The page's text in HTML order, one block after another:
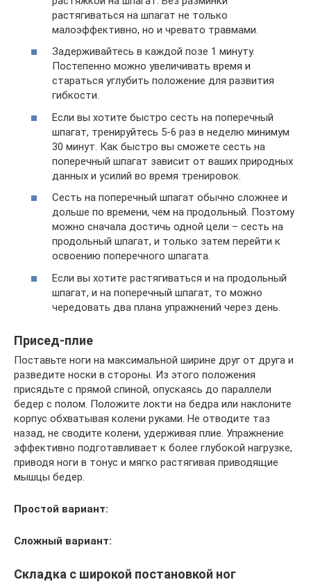
растягиваться на шпагат не только
малоэффективно, но и чревато травмами.
Задерживайтесь в каждой позе 1 минуту.
Постепенно можно увеличивать время и
стараться углубить положение для развития
гибкости.
Если вы хотите быстро сесть на поперечный
шпагат, тренируйтесь 5-6 раз в неделю минимум
30 минут. Как быстро вы сможете сесть на
поперечный шпагат зависит от ваших природных
данных и усилий во время тренировок.
Сесть на поперечный шпагат обычно сложнее и
дольше по времени, чем на продольный. Поэтому
можно сначала достичь одной цели – сесть на
продольный шпагат, и только затем перейти к
освоению поперечного шпагата.
Если вы хотите растягиваться и на продольный
шпагат, и на поперечный шпагат, то можно
чередовать два плана упражнений через день.
Присед-плие
Поставьте ноги на максимальной ширине друг от друга и
разведите носки в стороны. Из этого положения
присядьте с прямой спиной, опускаясь до параллели
бедер с полом. Положите локти на бедра или наклоните
корпус обхватывая колени руками. Не отводите таз
назад, не сводите колени, удерживая плие. Упражнение
эффективно подготавливает к более глубокой нагрузке,
приводя ноги в тонус и мягко растягивая приводящие
мышцы бедер.
Простой вариант:
Сложный вариант:
Складка с широкой постановкой ног